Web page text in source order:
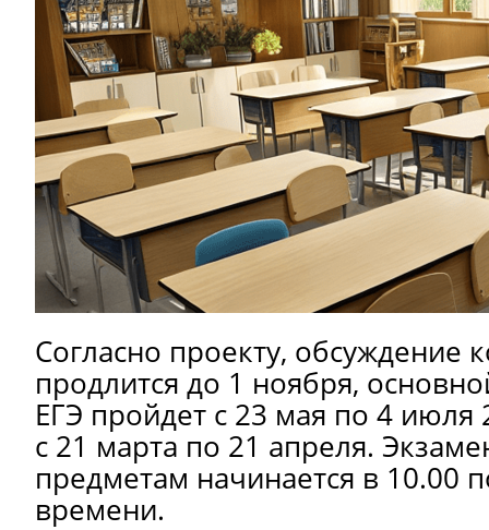
Согласно проекту, обсуждение
продлится до 1 ноября,
ЕГЭ пройдет с 23 мая по 4 июля
с 21 марта по 21 апреля.
предметам начинается в 10.00
времени.